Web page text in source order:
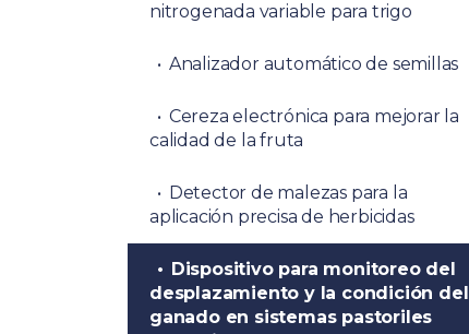
nitrogenada variable para trigo
Analizador automático de semillas
Cereza electrónica para mejorar la
calidad de la fruta
Detector de malezas para la
aplicación precisa de herbicidas
Dispositivo para monitoreo del
desplazamiento y la condición del
ganado en sistemas pastoriles